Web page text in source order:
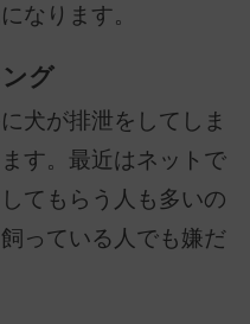
なります。
グ
犬が排泄をしてしま
す。最近はネットで
てもらう人も多いの
っている人でも嫌だ